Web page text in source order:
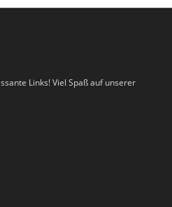
Links! Viel Spaß auf unserer